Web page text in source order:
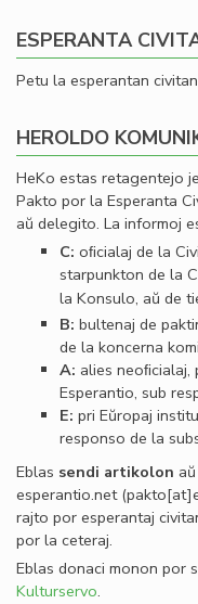
ESPERANTA
Petu la esperantan
HEROLDO
HeKo estas retagentejo
Pakto por la Esperanta
aŭ delegito. La informoj
C: oﬁcialaj de la
starpunkton de la
la Konsulo, aŭ de
B: bultenaj de
de la koncerna
A: alies
Esperantio, sub
E: pri Eŭropaj
responso de la
Eblas sendi artikolon
esperantio.net
rajto por esperantaj
por la ceteraj.
Eblas donaci monon por
Kulturservo.